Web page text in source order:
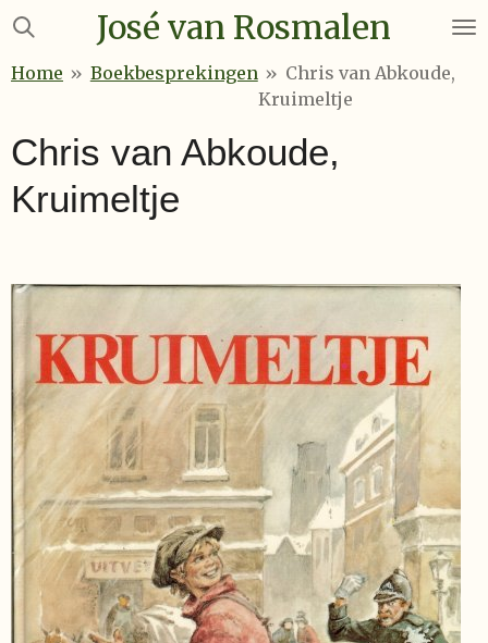
Ga
naar
José van Rosmalen
Home » Boekbesprekingen » Chris van Abkoude,
Kruimeltje
Chris van Abkoude,
Kruimeltje